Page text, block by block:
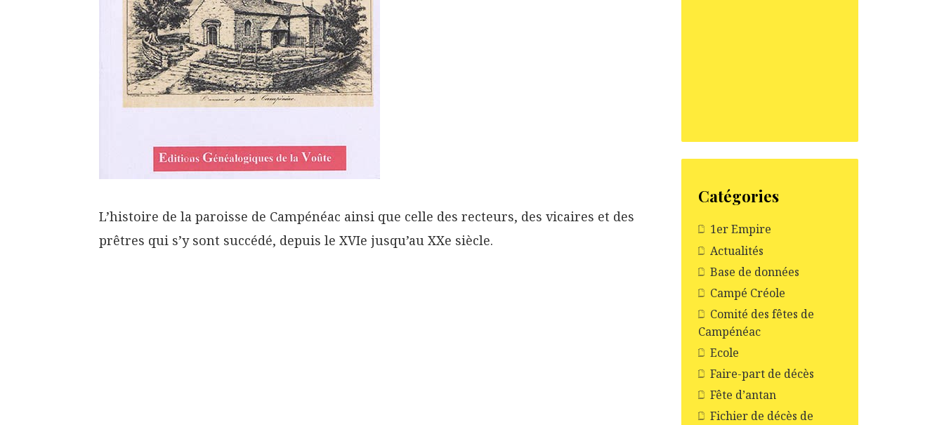
L’histoire de la paroisse de Campénéac ainsi que celle des recteurs, des vicaires et des
prêtres qui s’y sont succédé, depuis le XVIe jusqu’au XXe siècle.
Catégories
1er Empire
Actualités
Base de données
Campé Créole
Comité des fêtes de
Campénéac
Ecole
Faire-part de décès
Fête d’antan
Fichier de décès de